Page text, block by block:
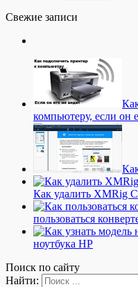
Свежие записи
компьютеру, если он
Как удалить XMRig
пользоваться
ноутбука HP
Поиск по сайту
Найти: